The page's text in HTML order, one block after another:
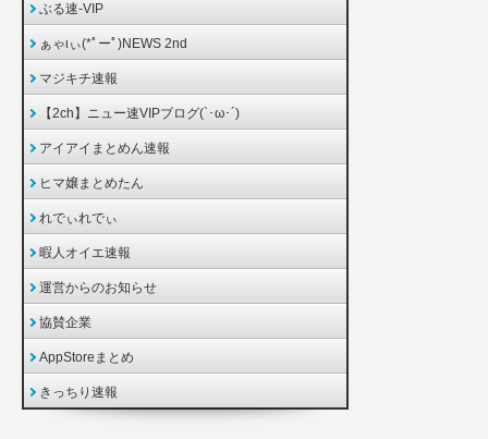
ぶる速-VIP
ぁゃιぃ(*ﾟーﾟ)NEWS 2nd
マジキチ速報
【2ch】ニュー速VIPブログ(`･ω･´)
アイアイまとめん速報
ヒマ嬢まとめたん
れでぃれでぃ
暇人オイエ速報
運営からのお知らせ
協賛企業
AppStoreまとめ
きっちり速報